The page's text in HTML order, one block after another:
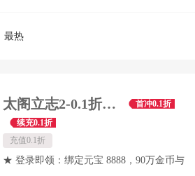
最热
太阁立志2-0.1折风起战国-绿色服
首冲0.1折
续充0.1折
充值0.1折
★ 登录即领：绑定元宝 8888，90万金币与